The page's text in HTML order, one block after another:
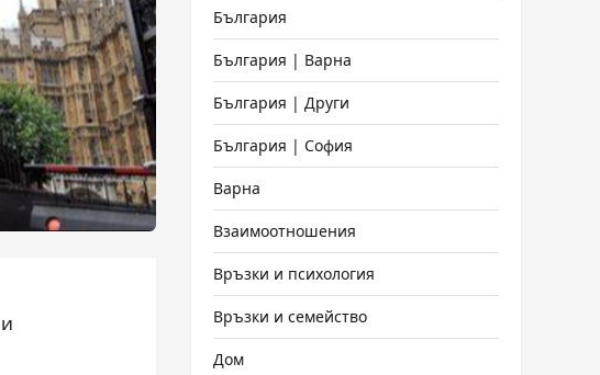
България
България | Варна
България | Други
България | София
Варна
Взаимоотношения
Връзки и психология
Връзки и семейство
Дом